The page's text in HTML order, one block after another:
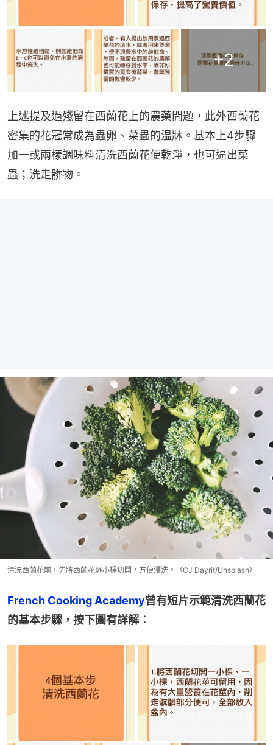
+2
上述提及過殘留在西蘭花上的農藥問題，此外西蘭花
密集的花冠常成為蟲卵、菜蟲的温牀。基本上4步驟
加一或兩樣調味料清洗西蘭花便乾淨，也可逼出菜
蟲；洗走髒物。
清洗西蘭花前，先將西蘭花逐小棵切開，方便浸洗。（CJ Dayrit/Unsplash）
French Cooking Academy曾有短片示範清洗西蘭花
的基本步驟，按下圖有詳解︰